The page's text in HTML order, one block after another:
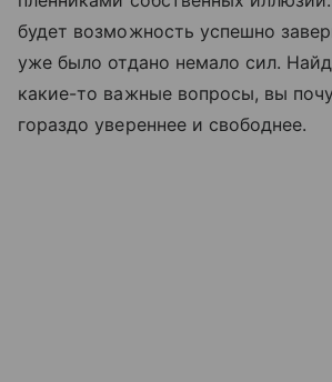
будет возможность успешно
уже было отдано немало сил.
какие-то важные вопросы, вы
гораздо увереннее и свободнее.